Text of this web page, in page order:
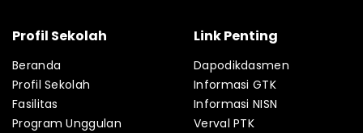
Profil Sekolah
Beranda
Profil Sekolah
Fasilitas
Program Unggulan
Link Penting
Dapodikdasmen
Informasi GTK
Informasi NISN
Verval PTK